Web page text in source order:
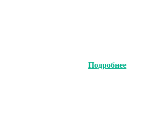
Подробнее